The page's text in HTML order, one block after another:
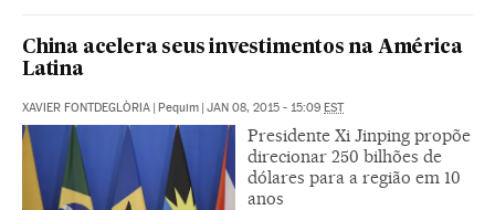
China acelera seus investimentos na América
Latina
XAVIER FONTDEGLÒRIA | Pequim | JAN 08, 2015 - 15:09 EST
Presidente Xi Jinping propõe
direcionar 250 bilhões de
dólares para a região em 10
anos